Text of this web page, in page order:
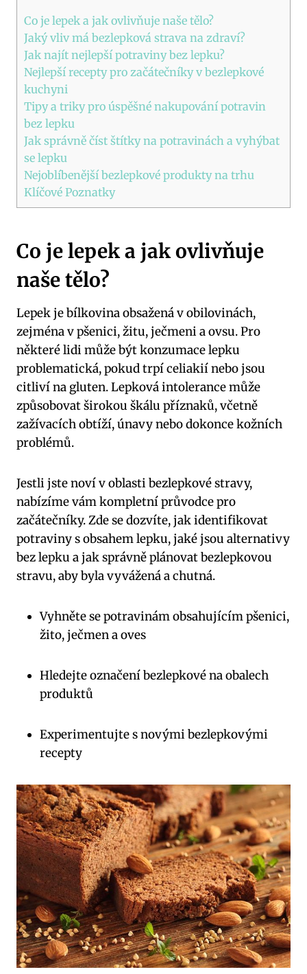
Co je lepek a jak ovlivňuje naše tělo?
Jaký vliv má bezlepková strava na zdraví?
Jak najít nejlepší potraviny bez lepku?
Nejlepší recepty pro začátečníky v bezlepkové
kuchyni
Tipy a triky pro úspěšné nakupování potravin
bez lepku
Jak správně číst štítky na potravinách a vyhýbat
se lepku
Nejoblíbenější bezlepkové produkty na trhu
Klíčové Poznatky
Co je lepek a jak ovlivňuje
naše tělo?
Lepek je bílkovina obsažená v obilovinách,
zejména v pšenici, žitu, ječmeni a ovsu. Pro
některé lidi může být konzumace lepku
problematická, pokud trpí celiakií nebo jsou
citliví na gluten. Lepková intolerance může
způsobovat širokou škálu příznaků, včetně
zažívacích obtíží, únavy nebo dokonce kožních
problémů.
Jestli jste noví v oblasti bezlepkové stravy,
nabízíme vám kompletní průvodce pro
začátečníky. Zde se dozvíte, jak identifikovat
potraviny s obsahem lepku, jaké jsou alternativy
bez lepku a jak správně plánovat bezlepkovou
stravu, aby byla vyvážená a chutná.
Vyhněte se potravinám obsahujícím pšenici,
žito, ječmen a oves
Hledejte označení bezlepkové na obalech
produktů
Experimentujte s novými bezlepkovými
recepty